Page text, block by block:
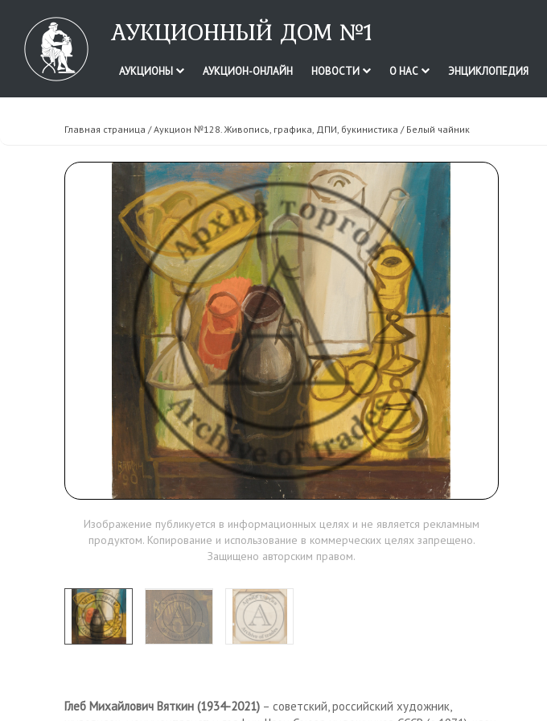
АУКЦИОННЫЙ ДОМ №1
АУКЦИОНЫ АУКЦИОН-ОНЛАЙН НОВОСТИ О НАС ЭНЦИКЛОПЕДИЯ
Главная страница /Аукцион №128. Живопись, графика, ДПИ, букинистика / Белый чайник
Изображение публикуется в информационных целях и не является рекламным
продуктом. Копирование и использование в коммерческих целях запрещено.
Защищено авторским правом.
Глеб Михайлович Вяткин (1934-2021) – советский, российский художник,